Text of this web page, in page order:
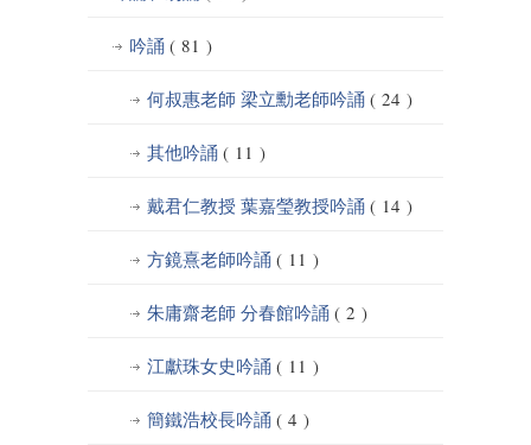
吟誦 ( 81 )
何叔惠老師 梁立勳老師吟誦 ( 24 )
其他吟誦 ( 11 )
戴君仁教授 葉嘉瑩教授吟誦 ( 14 )
方鏡熹老師吟誦 ( 11 )
朱庸齋老師 分春館吟誦 ( 2 )
江獻珠女史吟誦 ( 11 )
簡鐵浩校長吟誦 ( 4 )